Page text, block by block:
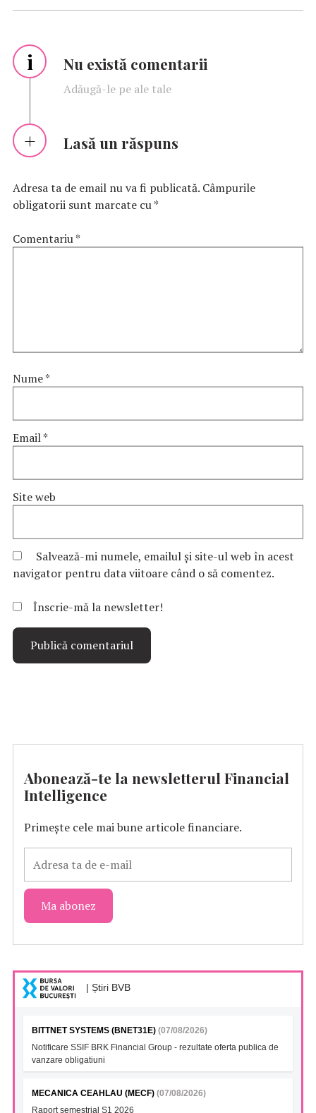
i Nu există comentarii
Adăugă-le pe ale tale
Lasă un răspuns
Adresa ta de email nu va fi publicată. Câmpurile
obligatorii sunt marcate cu*
Comentariu*
Nume*
Email*
Site web
Salvează-mi numele, emailul și site-ul web în acest
navigator pentru data viitoare când o să comentez.
Înscrie-mă la newsletter!
Abonează-te la newsletterul Financial
Intelligence
Primește cele mai bune articole financiare.
| Știri BVB
BITTNET SYSTEMS (BNET31E) (07/08/2026)
Notificare SSIF BRK Financial Group - rezultate oferta publica de
vanzare obligatiuni
MECANICA CEAHLAU (MECF) (07/08/2026)
Raport semestrial S1 2026